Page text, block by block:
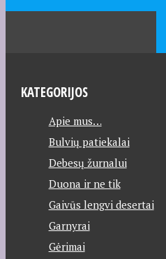
KATEGORIJOS
Apie mus…
Bulvių patiekalai
Debesų žurnalui
Duona ir ne tik
Gaivūs lengvi desertai
Garnyrai
Gėrimai